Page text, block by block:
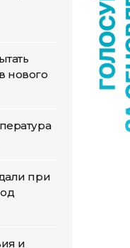
нового
при
и